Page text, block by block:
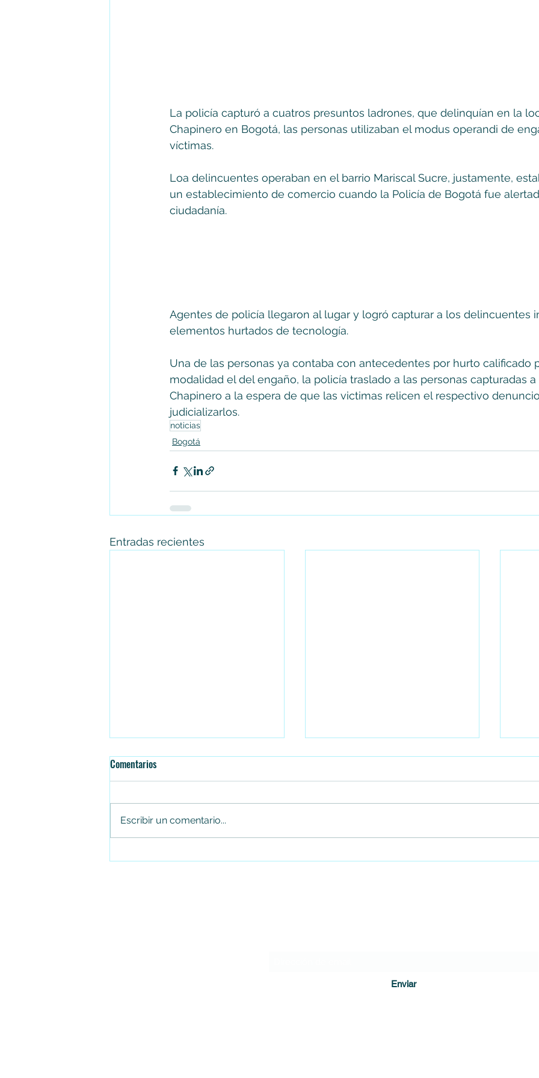
La policía capturó a cuatros presuntos ladrones, que delinquían en la
Chapinero en Bogotá, las personas utilizaban el modus operandi de
víctimas.
Loa delincuentes operaban en el barrio Mariscal Sucre, justamente,
un establecimiento de comercio cuando la Policía de Bogotá fue
ciudadanía.
Agentes de policía llegaron al lugar y logró capturar a los delincuentes
elementos hurtados de tecnología.
Una de las personas ya contaba con antecedentes por hurto calificado
modalidad el del engaño, la policía traslado a las personas capturadas a
Chapinero a la espera de que las victimas relicen el respectivo
judicializarlos.
noticias
Bogotá
Entradas recientes
Falleció el senador Miguel Uribe
Encontraron un feto al interior del
Comentarios
Escribir un comentario...
Enviar